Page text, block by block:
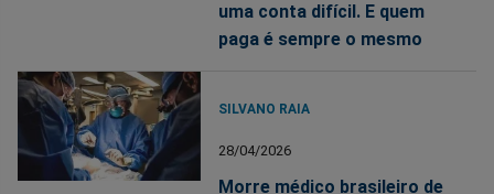
uma conta difícil. E quem
paga é sempre o mesmo
SILVANO RAIA
28/04/2026
Morre médico brasileiro de